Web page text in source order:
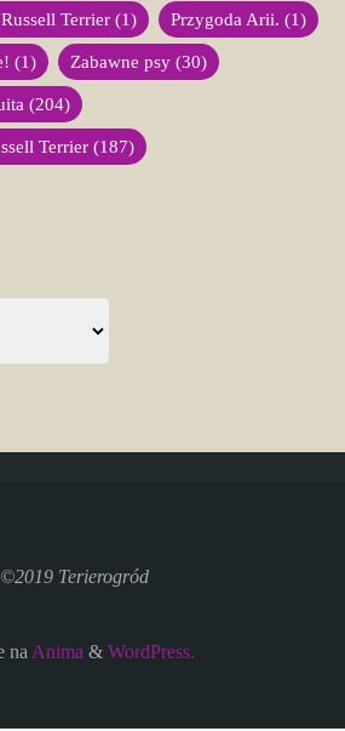
Terrier (1) Przygoda Arii. (1)
(1) Zabawne psy (30)
(204)
Terrier (187)
©2019 Terierogród
naAnima & WordPress.